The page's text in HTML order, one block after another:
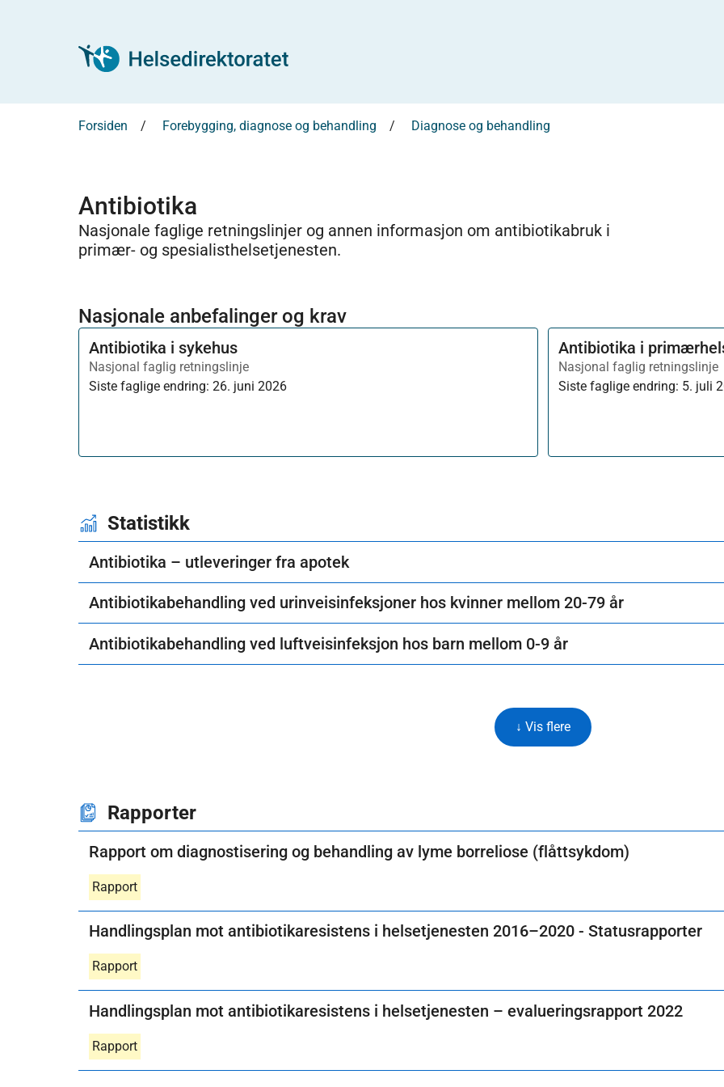
Forsiden Forebygging, diagnose og behandling Diagnose og behandling
Antibiotika
Nasjonale faglige retningslinjer og annen informasjon om antibiotikabruk i
primær- og spesialisthelsetjenesten.
Nasjonale anbefalinger og krav
Antibiotika i sykehus
Nasjonal faglig retningslinje
Siste faglige endring: 26. juni 2026
Antibiotika i
Nasjonal faglig retningslinje
Siste faglige endring: 5. juli
Statistikk
Antibiotika – utleveringer fra apotek
Antibiotikabehandling ved urinveisinfeksjoner hos kvinner mellom 20-79 år
Antibiotikabehandling ved luftveisinfeksjon hos barn mellom 0-9 år
↓ Vis flere
Rapporter
Rapport om diagnostisering og behandling av lyme borreliose (flåttsykdom)
Rapport
Handlingsplan mot antibiotikaresistens i helsetjenesten 2016–2020 - Statusrapporter
Rapport
Handlingsplan mot antibiotikaresistens i helsetjenesten – evalueringsrapport 2022
Rapport